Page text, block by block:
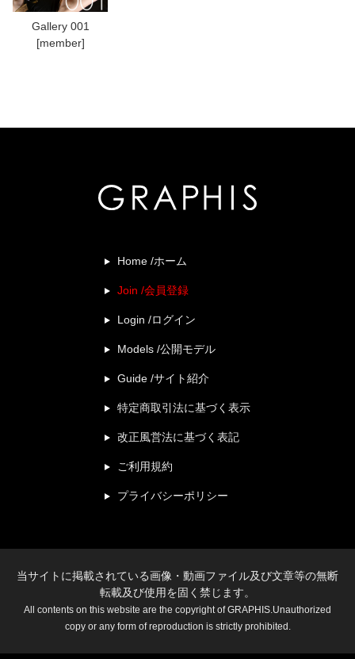
Gallery 001
[member]
Home /ホーム
Join /会員登録
Login /ログイン
Models /公開モデル
Guide /サイト紹介
特定商取引法に基づく表示
改正風営法に基づく表記
ご利用規約
プライバシーポリシー
当サイトに掲載されている画像・動画ファイル及び文章等の無断
転載及び使用を固く禁じます。
All contents on this website are the copyright of GRAPHIS.Unauthorized
copy or any form of reproduction is strictly prohibited.